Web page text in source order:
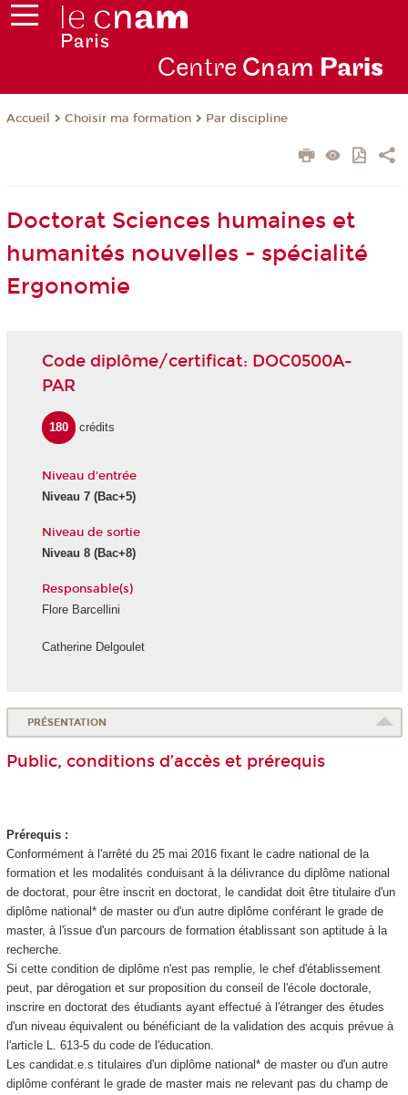
Centre Cnam Paris
Accueil Choisir ma formation Par discipline
Doctorat Sciences humaines et
humanités nouvelles - spécialité
Ergonomie
Code diplôme/certificat: DOC0500A-
PAR
180 crédits
Niveau d'entrée
Niveau 7(Bac+5)
Niveau de sortie
Niveau 8(Bac+8)
Responsable(s)
Flore Barcellini
Catherine Delgoulet
PRÉSENTATION
Public, conditions d’accès et prérequis
Prérequis :
Conformément à l'arrêté du 25 mai 2016 fixant le cadre national de la
formation et les modalités conduisant à la délivrance du diplôme national
de doctorat, pour être inscrit en doctorat, le candidat doit être titulaire d'un
diplôme national* de master ou d'un autre diplôme conférant le grade de
master, à l'issue d'un parcours de formation établissant son aptitude à la
recherche.
Si cette condition de diplôme n'est pas remplie, le chef d'établissement
peut, par dérogation et sur proposition du conseil de l'école doctorale,
inscrire en doctorat des étudiants ayant effectué à l'étranger des études
d'un niveau équivalent ou bénéficiant de la validation des acquis prévue à
l'article L. 613-5 du code de l'éducation.
Les candidat.e.s titulaires d'un diplôme national* de master ou d'un autre
diplôme conférant le grade de master mais ne relevant pas du champ de